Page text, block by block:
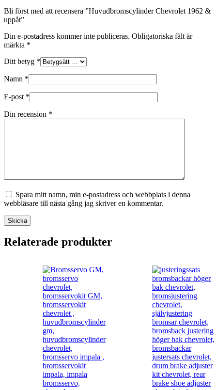
Bli först med att recensera ”Huvudbromscylinder Chevrolet 1962 &
uppåt”
Din e-postadress kommer inte publiceras. Obligatoriska fält är
märkta *
Ditt betyg *
Namn *
E-post *
Din recension *
Spara mitt namn, min e-postadress och webbplats i denna
webbläsare till nästa gång jag skriver en kommentar.
Skicka
Relaterade produkter